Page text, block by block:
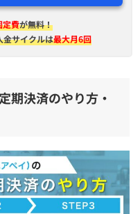
定費が無料！
金サイクルは最大月6回
期決済のやり方・